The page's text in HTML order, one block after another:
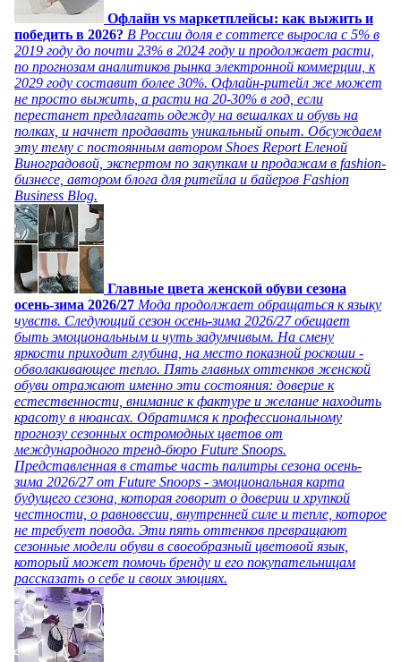
Офлайн vs маркетплейсы: как выжить и
победить в 2026? В России доля e commerce выросла с 5% в
2019 году до почти 23% в 2024 году и продолжает расти,
по прогнозам аналитиков рынка электронной коммерции, к
2029 году составит более 30%. Офлайн-ритейл же может
не просто выжить, а расти на 20-30% в год, если
перестанет предлагать одежду на вешалках и обувь на
полках, и начнет продавать уникальный опыт. Обсуждаем
эту тему с постоянным автором Shoes Report Еленой
Виноградовой, экспертом по закупкам и продажам в fashion-
бизнесе, автором блога для ритейла и байеров Fashion
Business Blog.
Главные цвета женской обуви сезона
осень-зима 2026/27 Мода продолжает обращаться к языку
чувств. Следующий сезон осень-зима 2026/27 обещает
быть эмоциональным и чуть задумчивым. На смену
яркости приходит глубина, на место показной роскоши -
обволакивающее тепло. Пять главных оттенков женской
обуви отражают именно эти состояния: доверие к
естественности, внимание к фактуре и желание находить
красоту в нюансах. Обратимся к профессиональному
прогнозу сезонных остромодных цветов от
международного тренд-бюро Future Snoops.
Представленная в статье часть палитры сезона осень-
зима 2026/27 от Future Snoops - эмоциональная карта
будущего сезона, которая говорит о доверии и хрупкой
честности, о равновесии, внутренней силе и тепле, которое
не требует повода. Эти пять оттенков превращают
сезонные модели обуви в своеобразный цветовой язык,
который может помочь бренду и его покупательницам
рассказать о себе и своих эмоциях.